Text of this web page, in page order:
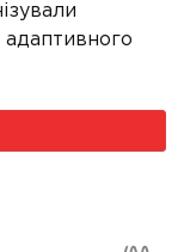
адаптивного